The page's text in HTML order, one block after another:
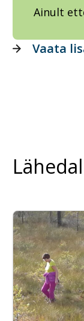
Ainult
Vaata